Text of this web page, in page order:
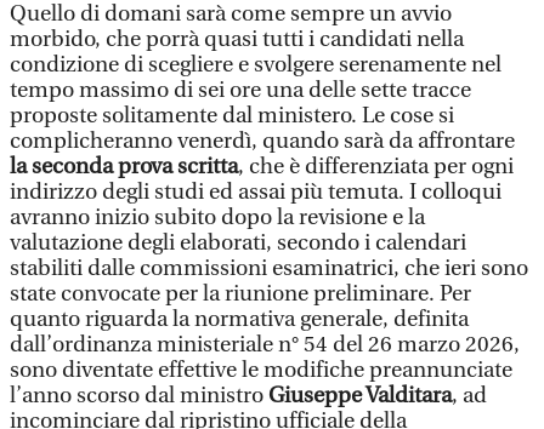
Quello di domani sarà come sempre un avvio
morbido, che porrà quasi tutti i candidati nella
condizione di scegliere e svolgere serenamente nel
tempo massimo di sei ore una delle sette tracce
proposte solitamente dal ministero. Le cose si
complicheranno venerdì, quando sarà da affrontare
la seconda prova scritta, che è differenziata per ogni
indirizzo degli studi ed assai più temuta. I colloqui
avranno inizio subito dopo la revisione e la
valutazione degli elaborati, secondo i calendari
stabiliti dalle commissioni esaminatrici, che ieri sono
state convocate per la riunione preliminare. Per
quanto riguarda la normativa generale, definita
dall’ordinanza ministeriale n° 54 del 26 marzo 2026,
sono diventate effettive le modifiche preannunciate
l’anno scorso dal ministroGiuseppe Valditara, ad
incominciare dal ripristino ufficiale della